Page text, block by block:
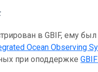
в GBIF, ему
Ocean Observing
при оподдержке